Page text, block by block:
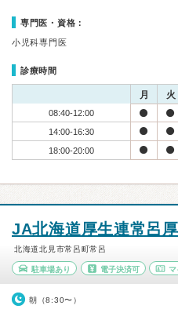
専門医・資格：
小児科専門医
診療時間
月 火
08:40-12:00
14:00-16:30
18:00-20:00
JA北海道厚生連常呂
北海道北見市常呂町常呂
駐車場あり 電子決済可
朝（8:30〜）